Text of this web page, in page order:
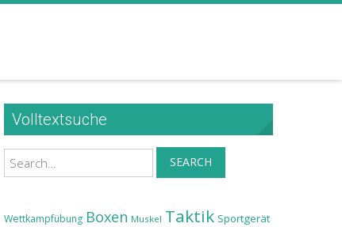
Volltextsuche
Search SEARCH
Wettkampfübung Boxen Muskel Taktik Sportgerät